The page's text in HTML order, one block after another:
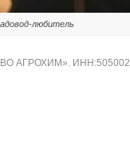
любитель
АГРОХИМ».